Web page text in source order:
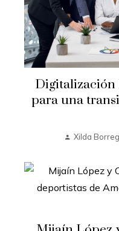
Digitalización
para una
Xilda